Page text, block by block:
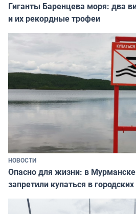
Гиганты Баренцева моря: два
и их рекордные трофеи
НОВОСТИ
Опасно для жизни: в
запретили купаться в